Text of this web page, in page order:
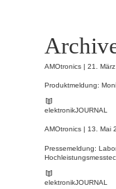
AMOtronics | 21.
Produktmeldung:
elektronikJOURNAL
AMOtronics | 13. Mai
Pressemeldung:
elektronikJOURNAL